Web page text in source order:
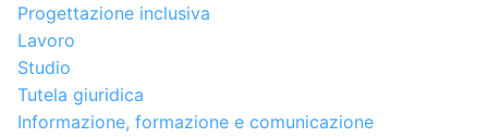
Progettazione inclusiva
Lavoro
Studio
Tutela giuridica
Informazione, formazione e comunicazione